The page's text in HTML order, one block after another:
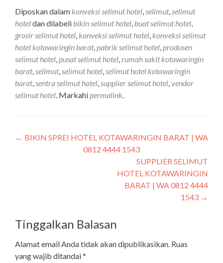
Diposkan dalam konveksi selimut hotel selimut, selimut
hoteldan dilabeli bikin selimut hotel buat selimut hotel
grosir selimut hotel konveksi selimut hotel konveksi selimut
hotel kotawaringin barat, pabrik selimut hotel produsen
selimut hotel pusat selimut hotel rumah sakit kotawaringin
barat, selimut, selimut hotel selimut hotel kotawaringin
barat, sentra selimut hotel supplier selimut hotel vendor
selimut hotel . Markahi permalink
← BIKIN SPREI HOTEL KOTAWARINGIN BARAT | WA
0812 4444 1543
SUPPLIER SELIMUT
HOTEL KOTAWARINGIN
BARAT | WA 0812 4444
1543 →
Tinggalkan Balasan
Alamat email Anda tidak akan dipublikasikan. Ruas
yang wajib ditandai*